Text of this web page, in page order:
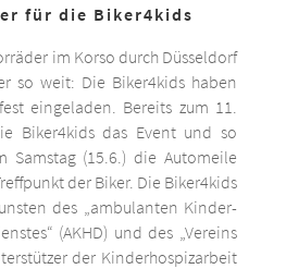
für die Biker4kids
im Korso durch Düsseldorf
so weit: Die Biker4kids haben
eingeladen. Bereits zum 11.
Biker4kids das Event und so
Samstag (15.6.) die Automeile
der Biker. Die Biker4kids
des „ambulanten Kinder-
(AKHD) und des „Vereins
der Kinderhospizarbeit